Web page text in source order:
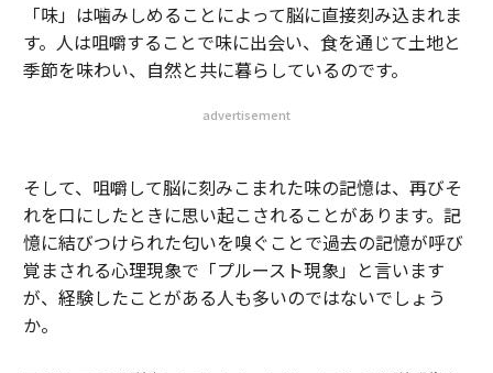
「味」は噛みしめることによって脳に直接刻み込まれま
す。人は咀嚼することで味に出会い、食を通じて土地と
季節を味わい、自然と共に暮らしているのです。
advertisement
そして、咀嚼して脳に刻みこまれた味の記憶は、再びそ
れを口にしたときに思い起こされることがあります。記
憶に結びつけられた匂いを嗅ぐことで過去の記憶が呼び
覚まされる心理現象で「プルースト現象」と言います
が、経験したことがある人も多いのではないでしょう
か。